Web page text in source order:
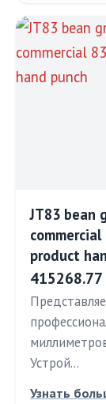
JT83 bean
product
415268.77
Устрой…
Узнать